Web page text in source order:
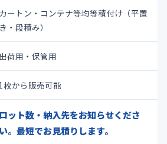
カートン・コンテナ等均等積付け（平置
き・段積み）
出荷用・保管用
1枚から販売可能
ロット数・納入先をお知らせくださ
い。最短でお見積りします。